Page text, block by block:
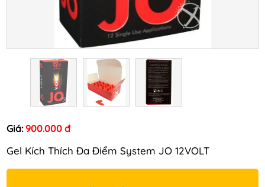
Giá: 900.000 đ
Gel Kích Thích Đa Điểm System JO 12VOLT